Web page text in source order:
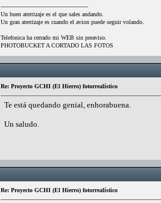
Un buen aterrizaje es el que sales andando.
Un gran aterrizaje es cuando el avion puede seguir volando.
Telefonica ha cerrado mi WEB sin preaviso.
PHOTOBUCKET A CORTADO LAS FOTOS
Re: Proyecto GCHI (El Hierro) fotorrealístico
Te está quedando genial, enhorabuena.
Un saludo.
Re: Proyecto GCHI (El Hierro) fotorrealístico